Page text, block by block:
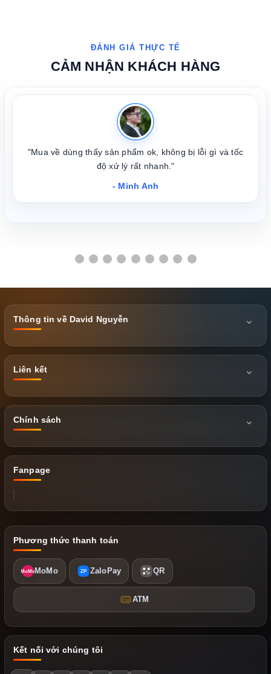
CẢM NHẬN KHÁCH HÀNG
"Mua về dùng thấy sản phẩm ok, không bị lỗi gì và tốc
độ xử lý rất nhanh."
- Minh Anh
❯
Thông tin về David Nguyễn
Liên kết
Chính sách
Fanpage
Phương thức thanh toán
MoMo MoMo ZP ZaloPay QR
ATM
Kết nối với chúng tôi